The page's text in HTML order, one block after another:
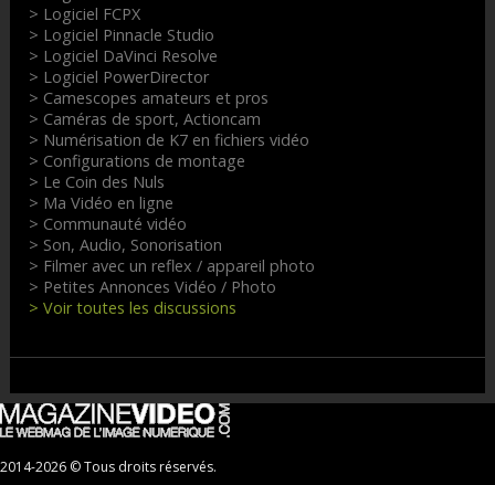
> Logiciel FCPX
> Logiciel Pinnacle Studio
> Logiciel DaVinci Resolve
> Logiciel PowerDirector
> Camescopes amateurs et pros
> Caméras de sport, Actioncam
> Numérisation de K7 en fichiers vidéo
> Configurations de montage
> Le Coin des Nuls
> Ma Vidéo en ligne
> Communauté vidéo
> Son, Audio, Sonorisation
> Filmer avec un reflex / appareil photo
> Petites Annonces Vidéo / Photo
> Voir toutes les discussions
2014-2026 © Tous droits réservés.